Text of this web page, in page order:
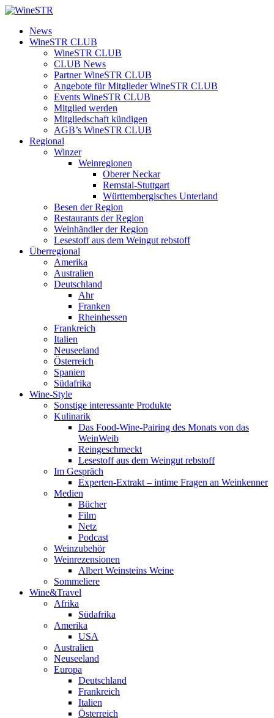
Zum
springen
WineSTR
News
WineSTR CLUB
WineSTR CLUB
CLUB News
Partner WineSTR CLUB
Angebote für Mitglieder WineSTR CLUB
Events WineSTR CLUB
Mitglied werden
Mitgliedschaft kündigen
AGB’s WineSTR CLUB
Regional
Winzer
Weinregionen
Oberer Neckar
Remstal-Stuttgart
Württembergisches Unterland
Besen der Region
Restaurants der Region
Weinhändler der Region
Lesestoff aus dem Weingut rebstoff
Überregional
Amerika
Australien
Deutschland
Ahr
Franken
Rheinhessen
Frankreich
Italien
Neuseeland
Österreich
Spanien
Südafrika
Wine-Style
Sonstige interessante Produkte
Kulinarik
Das Food-Wine-Pairing des Monats von das
WeinWeib
Reingeschmeckt
Lesestoff aus dem Weingut rebstoff
Im Gespräch
Experten-Extrakt – intime Fragen an Weinkenner
Medien
Bücher
Film
Netz
Podcast
Weinzubehör
Weinrezensionen
Albert Weinsteins Weine
Sommeliere
Wine&Travel
Afrika
Südafrika
Amerika
USA
Australien
Neuseeland
Europa
Deutschland
Frankreich
Italien
Österreich